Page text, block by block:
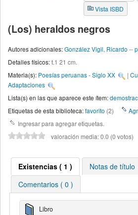
Vista ISBD
(Los) heraldos negros
Autores adicionales:González Vigil, Ricardo --
Detalles físicos:t.1 21 cm.
Materia(s): Poesías peruanas - Siglo XX |
Adaptaciones
Lista(s) en las que aparece este ítem:
Etiquetas de esta biblioteca:favorito (2)
Ingresar para agregar etiquetas.
valoración media: 0.0 (0 votos)
Existencias ( 1 )
Notas de título
Comentarios ( 0 )
Libro